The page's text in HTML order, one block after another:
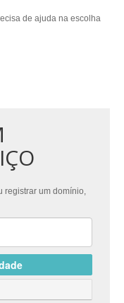
de ajuda na escolha
registrar um domínio,